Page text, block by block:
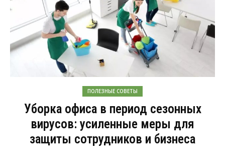
ПОЛЕЗНЫЕ СОВЕТЫ
Уборка офиса в период сезонных
вирусов: усиленные меры для
защиты сотрудников и бизнеса